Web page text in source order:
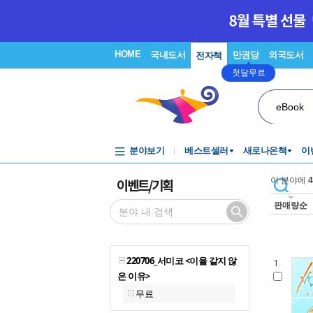
HOME 국내도서 전자책 만권당
첫달무료
외국도서
eBook
분야보기 베스트셀러 새로나온책 이
이벤트/기획
220706_서미코 <이율 같지 않
은 이유>
무료
이 분야에 4
판매량순
1.